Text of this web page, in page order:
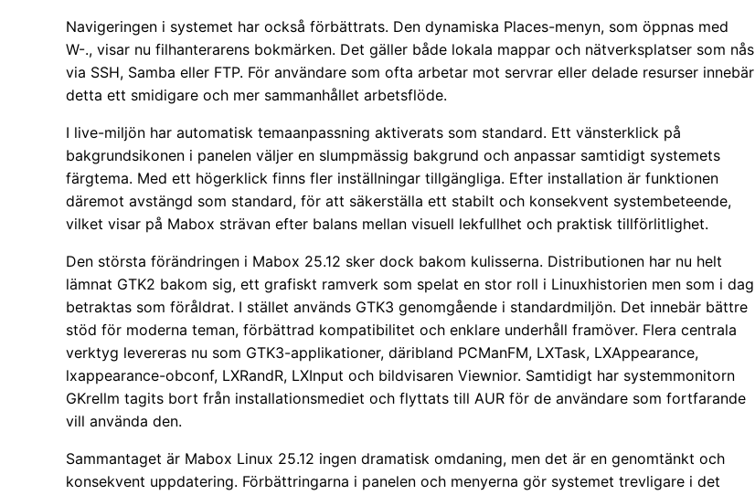
Navigeringen i systemet har också förbättrats. Den dynamiska Places-menyn, som öppnas med
W-., visar nu filhanterarens bokmärken. Det gäller både lokala mappar och nätverksplatser som nås
via SSH, Samba eller FTP. För användare som ofta arbetar mot servrar eller delade resurser innebär
detta ett smidigare och mer sammanhållet arbetsflöde.
I live-miljön har automatisk temaanpassning aktiverats som standard. Ett vänsterklick på
bakgrundsikonen i panelen väljer en slumpmässig bakgrund och anpassar samtidigt systemets
färgtema. Med ett högerklick finns fler inställningar tillgängliga. Efter installation är funktionen
däremot avstängd som standard, för att säkerställa ett stabilt och konsekvent systembeteende,
vilket visar på Mabox strävan efter balans mellan visuell lekfullhet och praktisk tillförlitlighet.
Den största förändringen i Mabox 25.12 sker dock bakom kulisserna. Distributionen har nu helt
lämnat GTK2 bakom sig, ett grafiskt ramverk som spelat en stor roll i Linuxhistorien men som i dag
betraktas som föråldrat. I stället används GTK3 genomgående i standardmiljön. Det innebär bättre
stöd för moderna teman, förbättrad kompatibilitet och enklare underhåll framöver. Flera centrala
verktyg levereras nu som GTK3-applikationer, däribland PCManFM, LXTask, LXAppearance,
lxappearance-obconf, LXRandR, LXInput och bildvisaren Viewnior. Samtidigt har systemmonitorn
GKrellm tagits bort från installationsmediet och flyttats till AUR för de användare som fortfarande
vill använda den.
Sammantaget är Mabox Linux 25.12 ingen dramatisk omdaning, men det är en genomtänkt och
konsekvent uppdatering. Förbättringarna i panelen och menyerna gör systemet trevligare i det